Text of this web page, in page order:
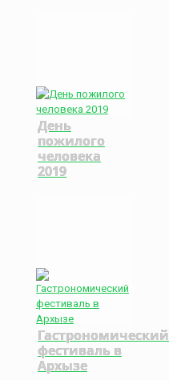
День
пожилого
человека
2019
Гастрономический
фестиваль в
Архызе